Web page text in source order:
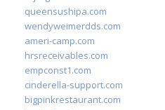
queensushipa.com
wendyweimerdds.com
ameri-camp.com
hrsreceivables.com
empconst1.com
cinderella-support.com
bigpinkrestaurant.com